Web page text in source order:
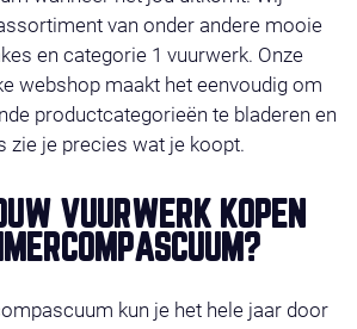
van onder andere mooie
en categorie 1 vuurwerk. Onze
webshop maakt het eenvoudig om
productcategorieën te bladeren en
zie je precies wat je koopt.
VUURWERK KOPEN
kun je het hele jaar door